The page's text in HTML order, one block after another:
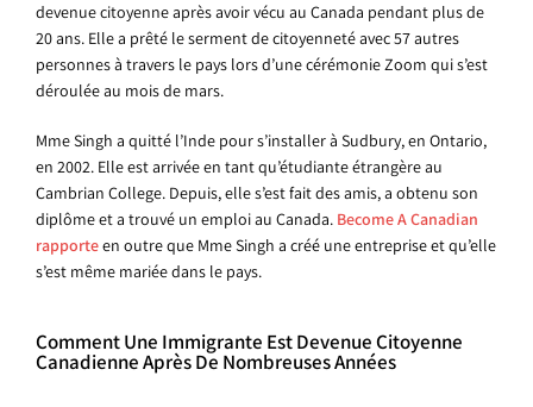
devenue citoyenne après avoir vécu au Canada pendant plus de
20 ans. Elle a prêté le serment de citoyenneté avec 57 autres
personnes à travers le pays lors d’une cérémonie Zoom qui s’est
déroulée au mois de mars.
Mme Singh a quitté l’Inde pour s’installer à Sudbury, en Ontario,
en 2002. Elle est arrivée en tant qu’étudiante étrangère au
Cambrian College. Depuis, elle s’est fait des amis, a obtenu son
diplôme et a trouvé un emploi au Canada. Become A Canadian
rapporteen outre que Mme Singh a créé une entreprise et qu’elle
s’est même mariée dans le pays.
Comment Une Immigrante Est Devenue Citoyenne
Canadienne Après De Nombreuses Années